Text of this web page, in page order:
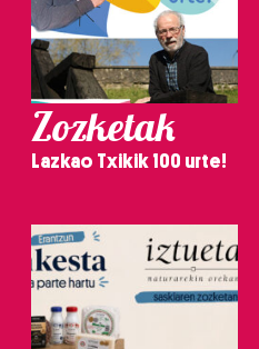
Zozketak
Lazkao Txikik 100 urte!